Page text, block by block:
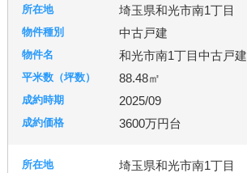
宇都宮市
札幌市
埼玉県和光市南1丁目
中古戸建
和光市南1丁目中古戸建
88.48㎡
2025/09
3600万円台
埼玉県和光市南1丁目